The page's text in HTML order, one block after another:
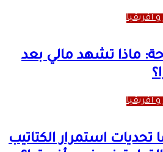
أفريقيا
ماذا تشهد مالي بعد
أفريقيا
استمرار الكتاتيب